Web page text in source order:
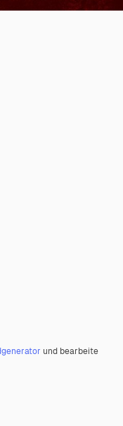
und bearbeite